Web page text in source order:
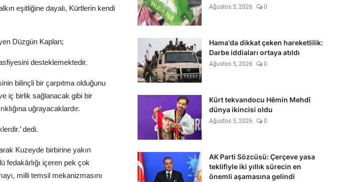
eşitliğine dayalı, Kürtlerin kendi
Düzgün Kaplan;
desteklemektedir.
bilinçli bir çarpıtma olduğunu
iç birlik sağlanacak gibi bir
uğrayacaklardır.
dedi.
Kuzeyde birbirine yakın
fedakârlığı içeren pek çok
milli temsil mekanizmasını
Ağustos 5, 2026 0
Hama'da dikkat çeken hareketlilik:
Darbe iddiaları ortaya atıldı
Ağustos 5, 2026 0
Kürt tekvandocu Hêmin Mehdî
dünya ikincisi oldu
Ağustos 5, 2026 0
AK Parti Sözcüsü: Çerçeve yasa
teklifiyle iki yıllık sürecin en
önemli aşamasına gelindi